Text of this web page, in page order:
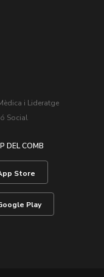
i Lideratge
Social
DEL COMB